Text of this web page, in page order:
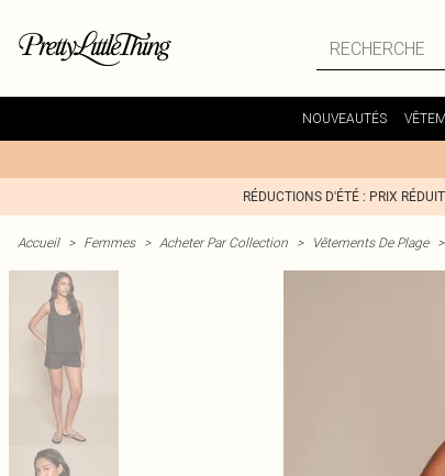
NOUVEAUTÉS
RÉDUCTIONS D'ÉTÉ : PRIX
Accueil > Femmes > Acheter Par Collection > Vêtements De Plage >